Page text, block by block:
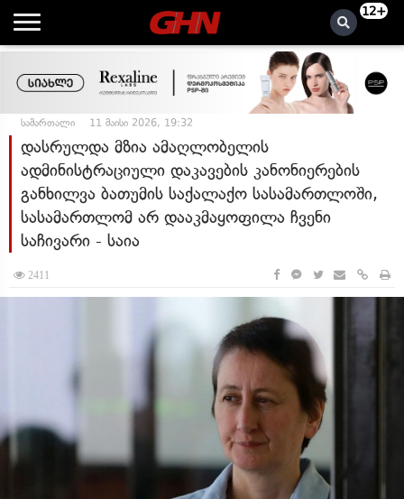
12+
სამართალი 11 მაისი 2026, 19:32
დასრულდა მზია ამაღლობელის
ადმინისტრაციული დაკავების კანონიერების
განხილვა ბათუმის საქალაქო სასამართლოში,
სასამართლომ არ დააკმაყოფილა ჩვენი
საჩივარი - საია
2411